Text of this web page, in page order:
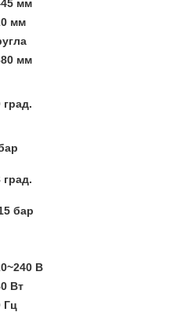
мм
мм
мм
град.
град.
бар
В
Вт
Гц